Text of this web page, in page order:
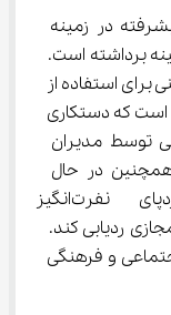
پیشرفته در زمینه
این زمینه برداشته است.
استفاده از
است که دستکاری
توسط مدیران
کشور همچنین در حال
طراحی سیستمی است که ردپای
مجازی ردیابی کند.
اجتماعی و فرهنگی